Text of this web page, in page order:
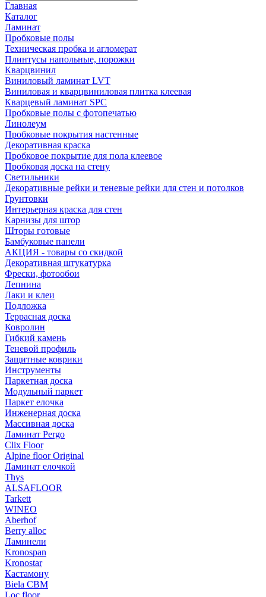
Главная
Каталог
Ламинат
Пробковые полы
Техническая пробка и агломерат
Плинтусы напольные, порожки
Кварцвинил
Виниловый ламинат LVT
Виниловая и кварцвиниловая плитка клеевая
Кварцевый ламинат SPC
Пробковые полы с фотопечатью
Линолеум
Пробковые покрытия настенные
Декоративная краска
Пробковое покрытие для пола клеевое
Пробковая доска на стену
Светильники
Декоративные рейки и теневые рейки для стен и потолков
Грунтовки
Интерьерная краска для стен
Карнизы для штор
Шторы готовые
Бамбуковые панели
АКЦИЯ - товары со скидкой
Декоративная штукатурка
Фрески, фотообои
Лепнина
Лаки и клеи
Подложка
Террасная доска
Ковролин
Гибкий камень
Теневой профиль
Защитные коврики
Инструменты
Паркетная доска
Модульный паркет
Паркет елочка
Инженерная доска
Массивная доска
Ламинат Pergo
Clix Floor
Alpine floor Original
Ламинат елочкой
Thys
ALSAFLOOR
Tarkett
WINEO
Aberhof
Berry alloc
Ламинели
Kronospan
Kronostar
Кастамону
Biela CBM
Loc floor